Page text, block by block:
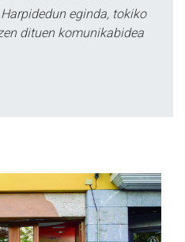
eginda, tokiko
dituen komunikabidea